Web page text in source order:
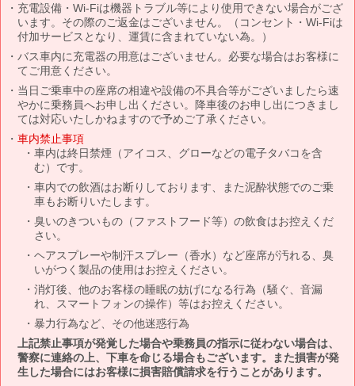
充電設備・Wi-Fiは機器トラブル等により使用できない場合がござ
います。その際のご返金はございません。（コンセント・Wi-Fiは
付加サービスとなり、運賃に含まれていない為。）
バス車内に充電器の用意はございません。必要な場合はお客様に
てご用意ください。
当日ご乗車中の座席の相違や設備の不具合等がございましたら速
やかに乗務員へお申し出ください。降車後のお申し出につきまし
ては対応いたしかねますので予めご了承ください。
車内禁止事項
車内は終日禁煙（アイコス、グローなどの電子タバコを含
む）です。
車内での飲酒はお断りしております、また泥酔状態でのご乗
車もお断りいたします。
臭いのきついもの（ファストフード等）の飲食はお控えくだ
さい。
ヘアスプレーや制汗スプレー（香水）など座席が汚れる、臭
いがつく製品の使用はお控えください。
消灯後、他のお客様の睡眠の妨げになる行為（騒ぐ、音漏
れ、スマートフォンの操作）等はお控えください。
暴力行為など、その他迷惑行為
上記禁止事項が発覚した場合や乗務員の指示に従わない場合は、
警察に連絡の上、下車を命じる場合もございます。また損害が発
生した場合にはお客様に損害賠償請求を行うことがあります。